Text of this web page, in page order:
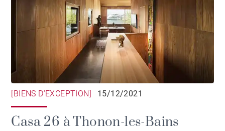
[BIENS D’EXCEPTION] 15/12/2021
Casa 26 à Thonon-les-Bains